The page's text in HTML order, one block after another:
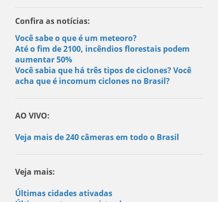
Confira as notícias:
Você sabe o que é um meteoro?
Até o fim de 2100, incêndios florestais podem
aumentar 50%
Você sabia que há três tipos de ciclones? Você
acha que é incomum ciclones no Brasil?
AO VIVO:
Veja mais de 240 câmeras em todo o Brasil
Veja mais:
Últimas cidades ativadas